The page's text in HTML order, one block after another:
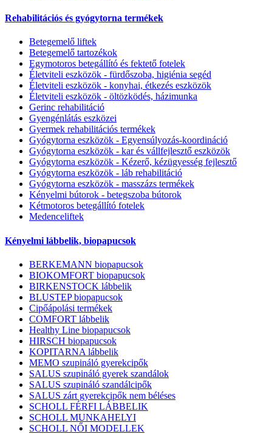
Rehabilitációs és gyógytorna termékek
Betegemelő liftek
Betegemelő tartozékok
Egymotoros betegállító és fektető fotelek
Életviteli eszközök - fürdőszoba, higiénia segéd
Életviteli eszközök - konyhai, étkezés eszközök
Életviteli eszközök - öltözködés, házimunka
Gerinc rehabilitáció
Gyengénlátás eszközei
Gyermek rehabilitációs termékek
Gyógytorna eszközök - Egyensúlyozás-koordináció
Gyógytorna eszközök - kar és vállfejlesztő eszközök
Gyógytorna eszközök - Kézerő, kézügyesség fejlesztő
Gyógytorna eszközök - láb rehabilitáció
Gyógytorna eszközök - masszázs termékek
Kényelmi bútorok - betegszoba bútorok
Kétmotoros betegállító fotelek
Medenceliftek
Kényelmi lábbelik, biopapucsok
BERKEMANN biopapucsok
BIOKOMFORT biopapucsok
BIRKENSTOCK lábbelik
BLUSTEP biopapucsok
Cipőápolási termékek
COMFORT lábbelik
Healthy Line biopapucsok
HIRSCH biopapucsok
KOPITARNA lábbelik
MEMO szupináló gyerekcipők
SALUS szupináló gyerek szandálok
SALUS szupináló szandálcipők
SALUS zárt gyerekcipők nem béléses
SCHOLL FÉRFI LÁBBELIK
SCHOLL MUNKAHELYI
SCHOLL NŐI MODELLEK